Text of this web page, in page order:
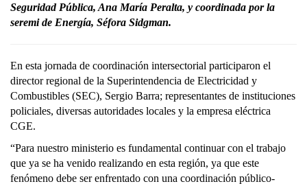
Seguridad Pública, Ana María Peralta, y coordinada por la
seremi de Energía, Séfora Sidgman.
En esta jornada de coordinación intersectorial participaron el
director regional de la Superintendencia de Electricidad y
Combustibles (SEC), Sergio Barra; representantes de instituciones
policiales, diversas autoridades locales y la empresa eléctrica
CGE.
“Para nuestro ministerio es fundamental continuar con el trabajo
que ya se ha venido realizando en esta región, ya que este
fenómeno debe ser enfrentado con una coordinación público-